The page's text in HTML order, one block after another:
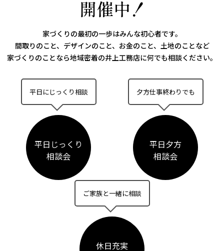
家づくりの最初の一歩はみんな初心者です。
間取りのこと、デザインのこと、お金のこと、土地のことなど
家づくりのことなら地域密着の井上工務店に何でも相談ください。
平日にじっくり相談
平日じっくり
相談会
夕方仕事終わりでも
平日夕方
相談会
ご家族と一緒に相談
休日充実